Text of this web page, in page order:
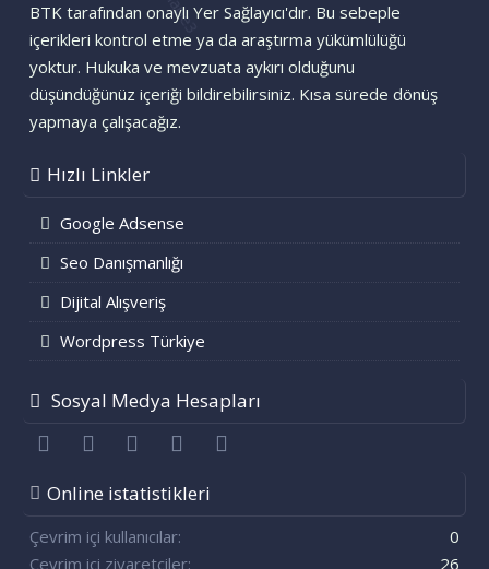
BTK tarafından onaylı Yer Sağlayıcı'dır. Bu sebeple
içerikleri kontrol etme ya da araştırma yükümlülüğü
yoktur. Hukuka ve mevzuata aykırı olduğunu
düşündüğünüz içeriği bildirebilirsiniz. Kısa sürede dönüş
yapmaya çalışacağız.
Hızlı Linkler
Google Adsense
Seo Danışmanlığı
Dijital Alışveriş
Wordpress Türkiye
Sosyal Medya Hesapları
FacebookTwitter youtubeBize ulaşın
Online istatistikleri
Çevrim içi kullanıcılar
0
Çevrim içi ziyaretçiler
26